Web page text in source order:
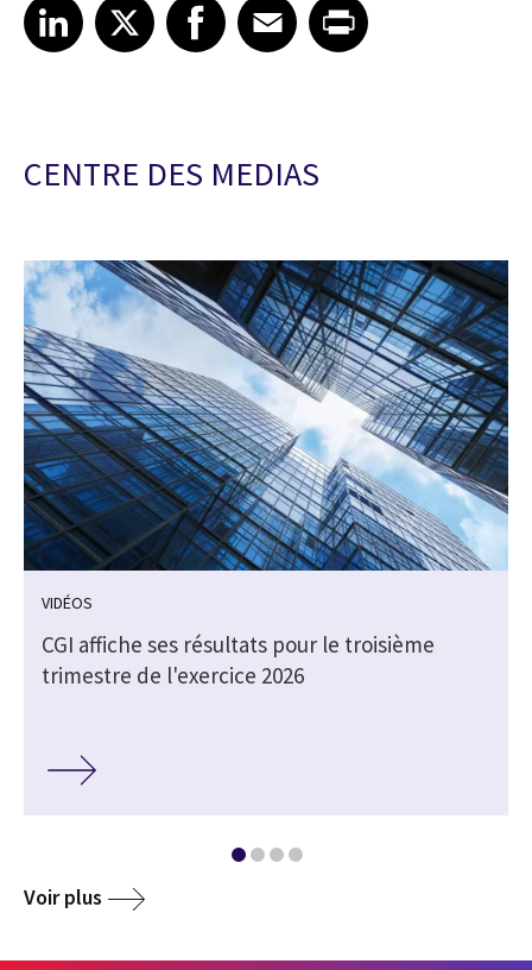
Share article on LinkedIn
LinkedIn
Share article on XShare article on Facebook
Facebook
Share article on Email
EmailShare article on Print
CENTRE DES MEDIAS
VIDÉOS
CGI affiche ses résultats pour le troisième
trimestre de l'exercice 2026
Voir plus